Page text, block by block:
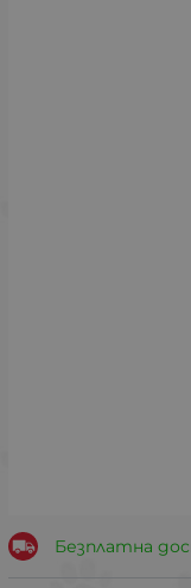
Безплатна